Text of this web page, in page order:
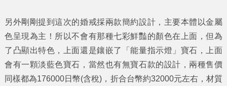
另外剛剛提到這次的婚戒採兩款簡約設計，主要本體以金屬
色呈現為主！所以不會有那種七彩鮮豔的顏色在上面，但為
了凸顯出特色，上面還是鑲嵌了「能量指示燈」寶石，上面
會有一顆淡藍色寶石，當然也有無寶石款的設計，兩種售價
同樣都為176000日幣(含稅)，折合台幣約32000元左右，材質